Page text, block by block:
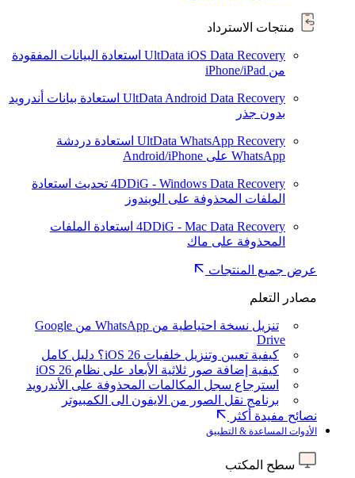
منتجات الاسترداد
UltData iOS Data Recovery استعادة البيانات المفقودة
من iPhone/iPad
UltData Android Data Recovery استعادة بيانات أندرويد
بدون جذر
UltData WhatsApp Recovery استعادة دردشة
WhatsApp على Android/iPhone
4DDiG - Windows Data Recovery تحديث استعادة
الملفات المحذوفة على الويندوز
4DDiG - Mac Data Recovery استعادة الملفات
المحذوفة على ماك
عرض جميع المنتجات
مصادر التعلم
تنزيل نسخة احتياطية من WhatsApp من Google
Drive
كيفية تعيين وتنزيل خلفيات iOS 26؟ دليل كامل
كيفية إضافة صور ثلاثية الأبعاد على نظام iOS 26
استرجاع سجل المكالمات المحذوفة على الأندرويد
برنامج نقل الصور من الايفون الى الكمبيوتر
نصائح مفيدة أكثر
الأدوات المساعدة & التطبيق
سطح المكتب